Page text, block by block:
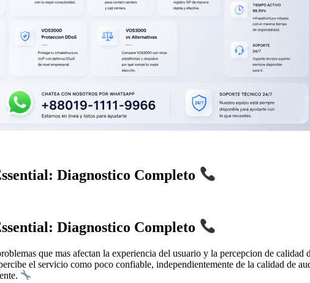
Diagnostico Completo
Diagnostico Completo
que mas afectan la experiencia del usuario y la percepcion de calidad
el servicio como poco confiable, independientemente de la calidad de